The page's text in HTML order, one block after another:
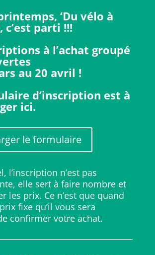
‘Du vélo à
c’est parti !!!
à l’achat groupé
au 20 avril !
d’inscription est à
ici.
le formulaire
l’inscription n’est pas
elle sert à faire nombre et
les prix. Ce n’est que quand
fixe qu’il vous sera
confirmer votre achat.